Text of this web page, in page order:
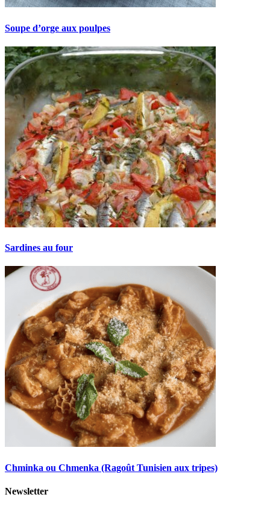
Soupe d’orge aux poulpes
Sardines au four
Chminka ou Chmenka (Ragoût Tunisien aux tripes)
Newsletter